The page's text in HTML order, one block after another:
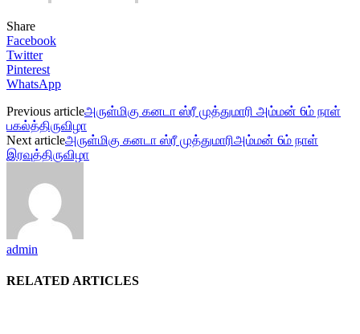
Share
Facebook
Twitter
Pinterest
WhatsApp
Previous articleஅருள்மிகு கனடா ஸ்ரீ முத்துமாரி அம்மன் 6ம் நாள்
பகல்த்திருவிழா
Next articleஅருள்மிகு கனடா ஸ்ரீ முத்துமாரிஅம்மன் 6ம் நாள்
இரவுத்திருவிழா
admin
RELATED ARTICLES